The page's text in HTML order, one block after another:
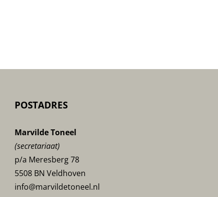
POSTADRES
Marvilde Toneel
(secretariaat)
p/a Meresberg 78
5508 BN Veldhoven
info@marvildetoneel.nl